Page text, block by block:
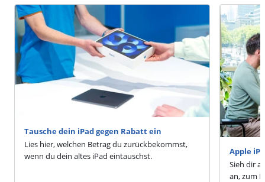
Tausche dein iPad gegen Rabatt ein
Lies hier, welchen Betrag du zurückbekommst,
wenn du dein altes iPad eintauschst.
Apple
Sieh dir
an, zum